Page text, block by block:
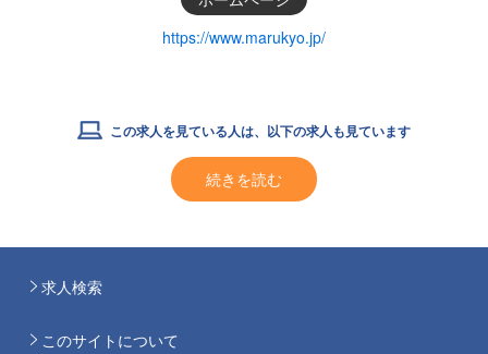
https://www.marukyo.jp/
この求人を見ている人は、以下の求人も見ています
続きを読む
求人検索
このサイトについて